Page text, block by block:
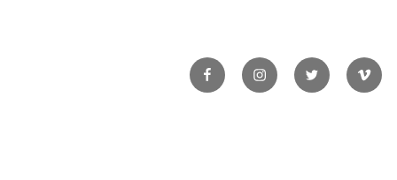
FacebookInstagramTwitter